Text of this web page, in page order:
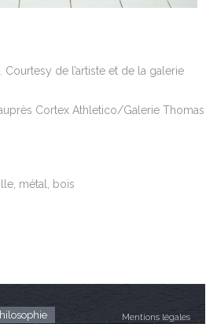
Courtesy de l’artiste et de la galerie
Cortex Athletico/Galerie Thomas
métal, bois
Mentions légales